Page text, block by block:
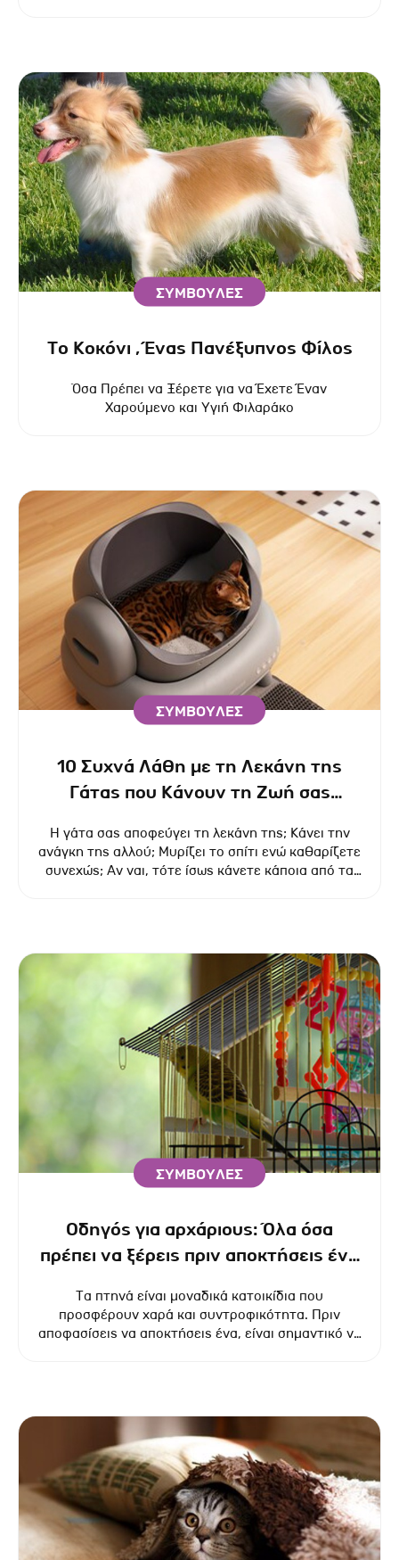
ΣΥΜΒΟΥΛΕΣ
Το Κοκόνι , Ένας Πανέξυπνος Φίλος
Όσα Πρέπει να Ξέρετε για να Έχετε Έναν
Χαρούμενο και Υγιή Φιλαράκο
ΣΥΜΒΟΥΛΕΣ
10 Συχνά Λάθη με τη Λεκάνη της
Γάτας που Κάνουν τη Ζωή σας
Η γάτα σας αποφεύγει τη λεκάνη της; Κάνει την
ανάγκη της αλλού; Μυρίζει το σπίτι ενώ καθαρίζετε
συνεχώς; Αν ναι, τότε ίσως κάνετε κάποια από τα
ΣΥΜΒΟΥΛΕΣ
Οδηγός για αρχάριους: Όλα όσα
πρέπει να ξέρεις πριν αποκτήσεις ένα
​​​​​​​Τα πτηνά είναι μοναδικά κατοικίδια που
προσφέρουν χαρά και συντροφικότητα. Πριν
αποφασίσεις να αποκτήσεις ένα, είναι σημαντικό να